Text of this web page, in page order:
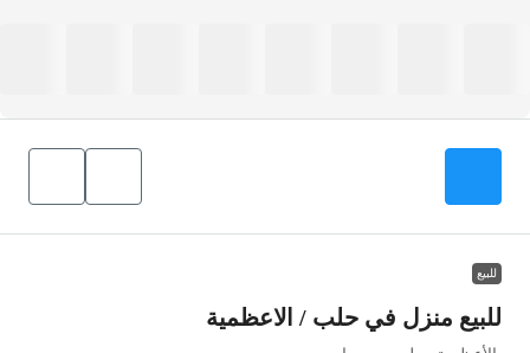
للبيع
للبيع منزل في حلب / الاعظمية